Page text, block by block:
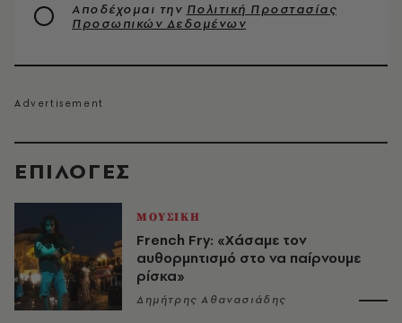
EΠΙΛΟΓΈΣ
ΜΟΥΣΙΚΗ
French Fry: «Χάσαμε τον
αυθορμητισμό στο να παίρνουμε
ρίσκα»
Δημήτρης Αθανασιάδης
Αποδέχομαι την Πολιτική Προστασίας
Προσωπικών Δεδομένων